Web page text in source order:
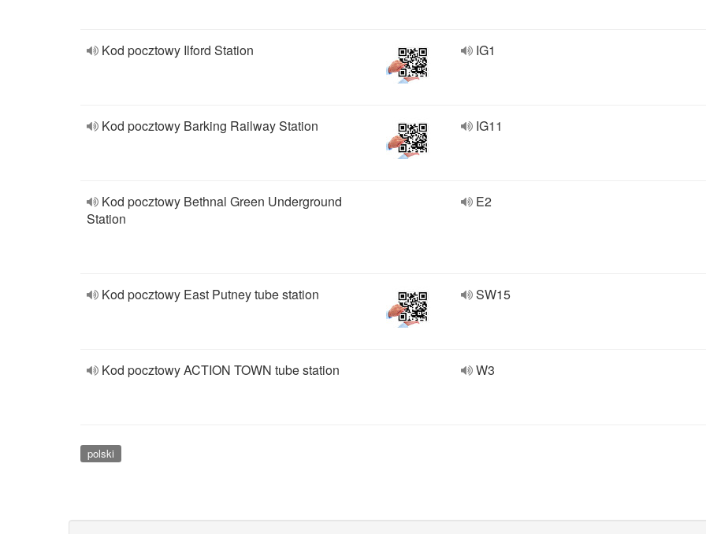
Kod pocztowy Ilford Station IG1
Kod pocztowy Barking Railway Station IG11
Kod pocztowy Bethnal Green Underground
Station
E2
Kod pocztowy East Putney tube station SW15
Kod pocztowy ACTION TOWN tube station W3
polski